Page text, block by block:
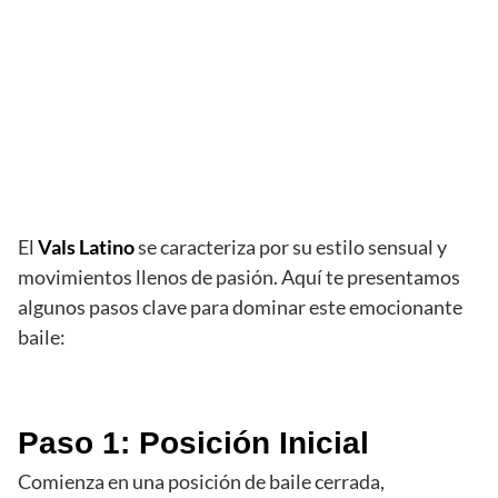
El Vals Latinose caracteriza por su estilo sensual y
movimientos llenos de pasión. Aquí te presentamos
algunos pasos clave para dominar este emocionante
baile:
Paso 1: Posición Inicial
Comienza en una posición de baile cerrada,